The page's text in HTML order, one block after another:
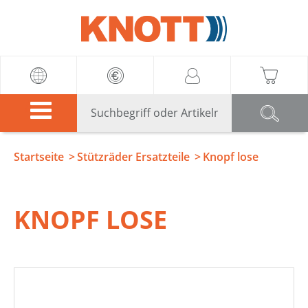
Startseite Stützräder Ersatzteile Knopf lose
KNOPF LOSE